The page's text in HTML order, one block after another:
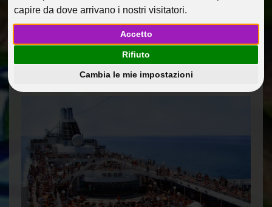
capire da dove arrivano i nostri visitatori.
Accetto
Rifiuto
Cambia le mie impostazioni
TOUR LEADER
Diario di viaggio: Spagna, Baleari e Francia a bordo di
MSC DIVINA 5*